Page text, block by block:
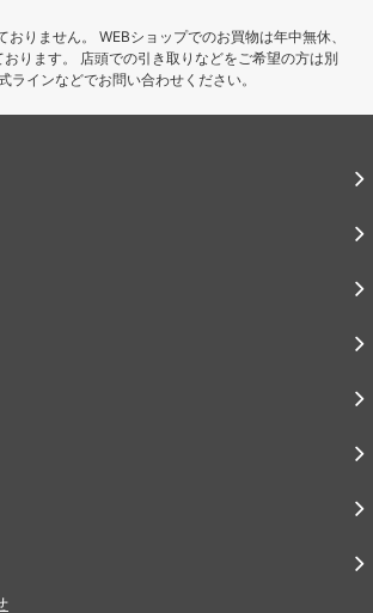
おりません。 WEBショップでのお買物は年中無休、
ります。 店頭での引き取りなどをご希望の方は別
ラインなどでお問い合わせください。